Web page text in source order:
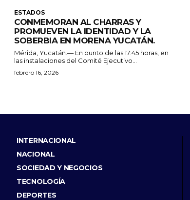
ESTADOS
CONMEMORAN AL CHARRAS Y
PROMUEVEN LA IDENTIDAD Y LA
SOBERBIA EN MORENA YUCATÁN.
Mérida, Yucatán.— En punto de las 17:45 horas, en
las instalaciones del Comité Ejecutivo...
febrero 16, 2026
INTERNACIONAL
NACIONAL
SOCIEDAD Y NEGOCIOS
TECNOLOGÍA
DEPORTES